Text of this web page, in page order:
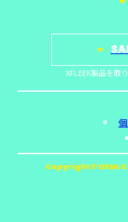
XFLEEK製品を取
Copyright© DEMI